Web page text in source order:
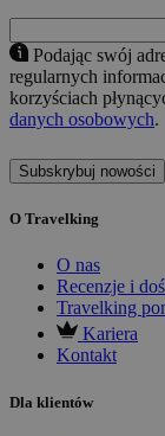
Podając swój
regularnych
korzyściach
danych osobowych.
Subskrybuj nowości
O Travelking
O nas
Recenzje i
Travelking
Kariera
Kontakt
Dla klientów